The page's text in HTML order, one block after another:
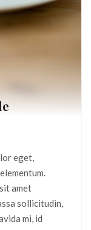
eget,
amet
sollicitudin,
mi, id